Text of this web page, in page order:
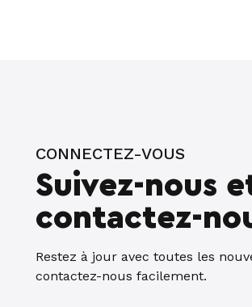
CONNECTEZ-VOUS
Suivez-nous
contactez-
Restez à jour avec toutes les
contactez-nous facilement.